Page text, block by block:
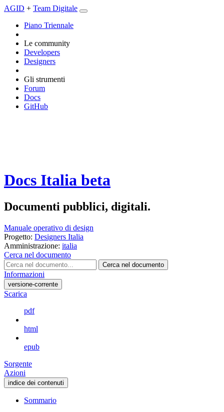
AGID + Team Digitale
Piano Triennale
Le community
Developers
Designers
Gli strumenti
Forum
Docs
GitHub
Docs Italia beta
Documenti pubblici, digitali.
Manuale operativo di design
Progetto: Designers Italia
Amministrazione: italia
Cerca nel documento
Cerca nel documento
Informazioni
versione-corrente
Scarica
pdf
html
epub
Sorgente
Azioni
indice dei contenuti
Sommario